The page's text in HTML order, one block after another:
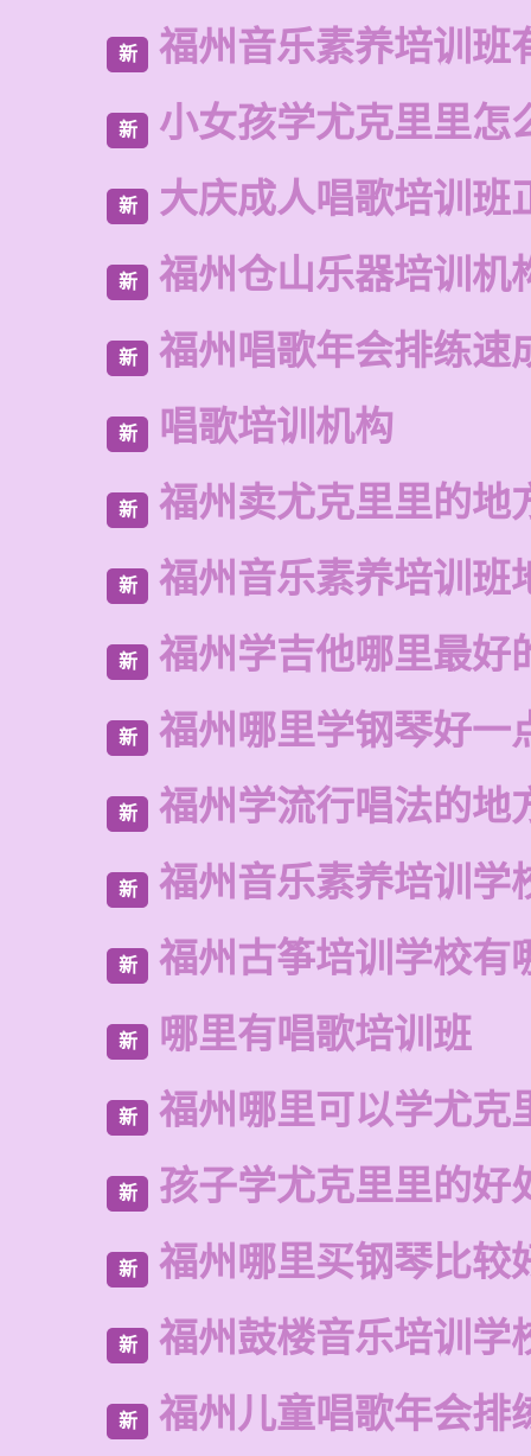
新 福州音乐素养培训班
新 小女孩学尤克里里怎
新 大庆成人唱歌培训班
新 福州仓山乐器培训机
新 福州唱歌年会排练速
新 唱歌培训机构
新 福州卖尤克里里的地
新 福州音乐素养培训班
新 福州学吉他哪里最好
新 福州哪里学钢琴好一
新 福州学流行唱法的地
新 福州音乐素养培训学
新 福州古筝培训学校有
新 哪里有唱歌培训班
新 福州哪里可以学尤克
新 孩子学尤克里里的好
新 福州哪里买钢琴比较
新 福州鼓楼音乐培训学
新 福州儿童唱歌年会排